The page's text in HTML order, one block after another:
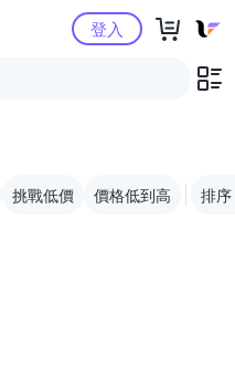
購物中心登入
挑戰低價 價格低到高 排序